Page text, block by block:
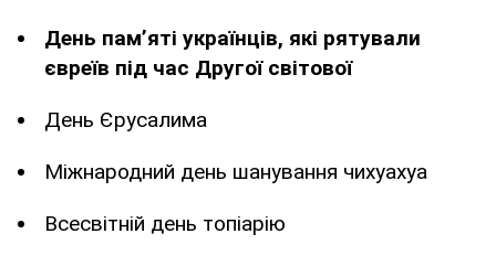
День пам’яті українців, які рятували
євреїв під час Другої світової
День Єрусалима
Міжнародний день шанування чихуахуа
Всесвітній день топіарію